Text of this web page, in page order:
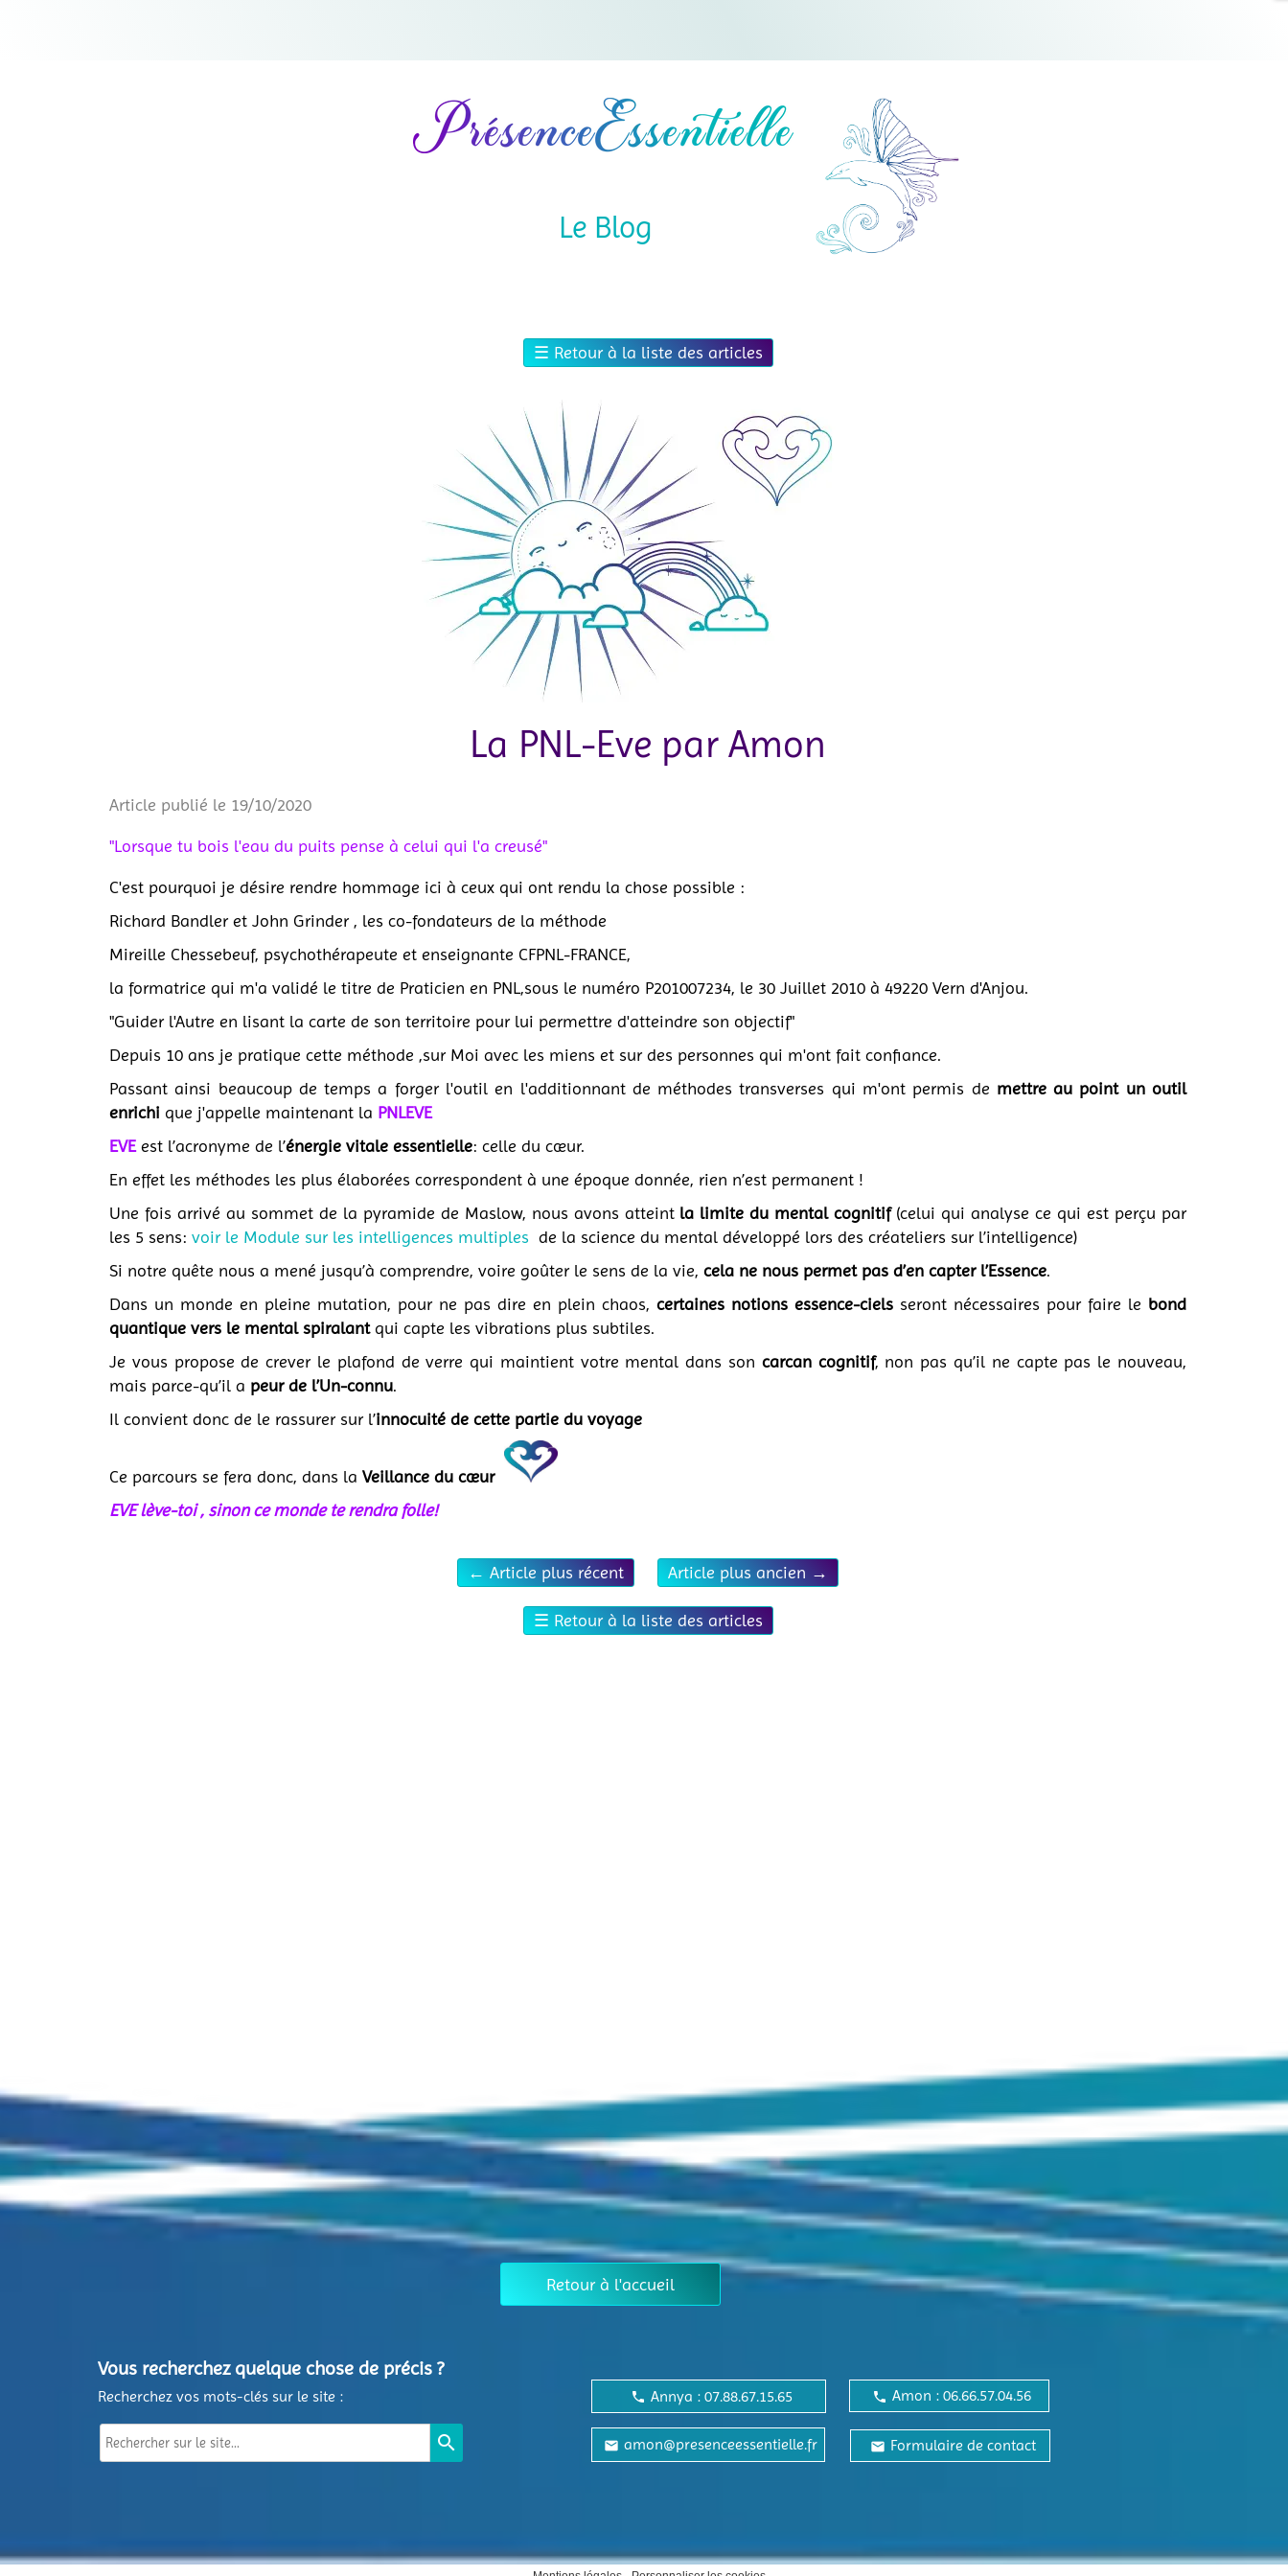
Vous recherchez quelque chose de précis ?
Recherchez vos mots-clés sur le site : local_phone Annya : 07.88.67.15.65 local_phone Amon : 06.66.57.04.56
search email Formulaire de contact
local_post_office amon@presenceessentielle.fr
Retour à l'accueil
Le Blog
☰ Retour à la liste des articles
La PNL-Eve par Amon
Article publié le 19/10/2020
"Lorsque tu bois l'eau du puits pense à celui qui l'a creusé"
C'est pourquoi je désire rendre hommage ici à ceux qui ont rendu la chose possible :
Richard Bandler et John Grinder , les co-fondateurs de la méthode
Mireille Chessebeuf, psychothérapeute et enseignante CFPNL-FRANCE,
la formatrice qui m'a validé le titre de Praticien en PNL,sous le numéro P201007234, le 30 Juillet 2010 à 49220 Vern d'Anjou.
"Guider l'Autre en lisant la carte de son territoire pour lui permettre d'atteindre son objectif"
Depuis 10 ans je pratique cette méthode ,sur Moi avec les miens et sur des personnes qui m'ont fait confiance.
Passant ainsi beaucoup de temps a forger l'outil en l'additionnant de méthodes transverses qui m'ont permis de mettre au point un outil
enrichi que j'appelle maintenant la PNLEVE
EVEest l’acronyme de l’énergie vitale essentielle: celle du cœur.
En effet les méthodes les plus élaborées correspondent à une époque donnée, rien n’est permanent !
Une fois arrivé au sommet de la pyramide de Maslow, nous avons atteint la limite du mental cognitif (celui qui analyse ce qui est perçu par
les 5 sens: voir le Module sur les intelligences multiples de la science du mental développé lors des créateliers sur l’intelligence)
Si notre quête nous a mené jusqu’à comprendre, voire goûter le sens de la vie, cela ne nous permet pas d’en capter l’Essence.
Dans un monde en pleine mutation, pour ne pas dire en plein chaos, certaines notions essence-ciels seront nécessaires pour faire le bond
quantique vers le mental spiralantqui capte les vibrations plus subtiles.
Je vous propose de crever le plafond de verre qui maintient votre mental dans son carcan cognitif, non pas qu’il ne capte pas le nouveau,
mais parce-qu’il a peur de l’Un-connu.
Il convient donc de le rassurer sur l’innocuité de cette partie du voyage
Ce parcours se fera donc, dans la Veillance du cœur
EVE lève-toi , sinon ce monde te rendra folle!
← Article plus récent Article plus ancien →
☰ Retour à la liste des articles